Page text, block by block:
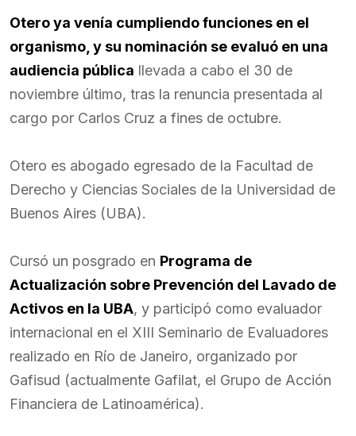
Otero ya venía cumpliendo funciones en el
organismo, y su nominación se evaluó en una
audiencia pública llevada a cabo el 30 de
noviembre último, tras la renuncia presentada al
cargo por Carlos Cruz a fines de octubre.
Otero es abogado egresado de la Facultad de
Derecho y Ciencias Sociales de la Universidad de
Buenos Aires (UBA).
Cursó un posgrado en Programa de
Actualización sobre Prevención del Lavado de
Activos en la UBA, y participó como evaluador
internacional en el XIII Seminario de Evaluadores
realizado en Río de Janeiro, organizado por
Gafisud (actualmente Gafilat, el Grupo de Acción
Financiera de Latinoamérica).